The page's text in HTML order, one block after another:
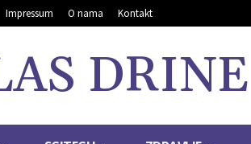
Impressum O nama Kontakt
DRINE